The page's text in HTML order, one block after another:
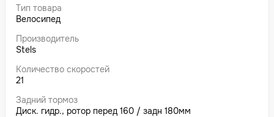
Тип товара
Велосипед
Производитель
Stels
Количество скоростей
21
Задний тормоз
Диск. гидр., ротор перед 160 / задн 180мм